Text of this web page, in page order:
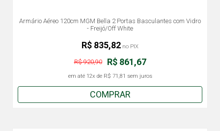
Armário Aéreo 120cm MGM Bella 2 Portas Basculantes com Vidro
- Freijó/Off White
R$ 861,67
R$ 920,90
em até 12x de R$ 71,81 sem juros
R$ 835,82 no PIX
COMPRAR